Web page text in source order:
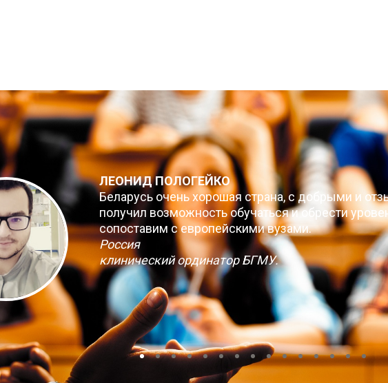
ЛЕОНИД ПОЛОГЕЙКО
Беларусь очень хорошая страна, с добрыми и
получил возможность обучаться и обрести
сопоставим с европейскими вузами.
Россия
клинический ординатор БГМУ.